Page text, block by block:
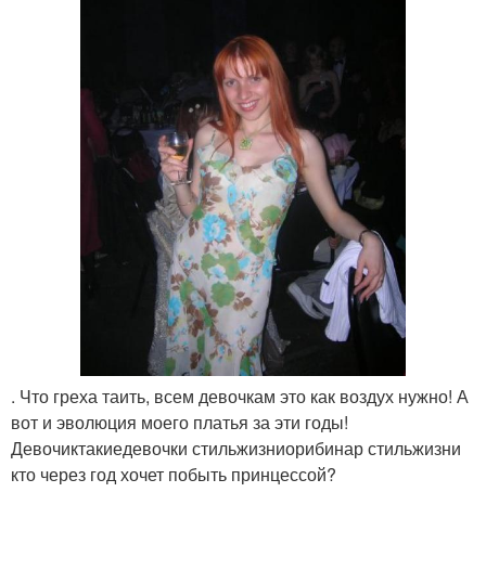
. Что греха таить, всем девочкам это как воздух нужно! А
вот и эволюция моего платья за эти годы!
Девочиктакиедевочки стильжизниорибинар стильжизни
кто через год хочет побыть принцессой?